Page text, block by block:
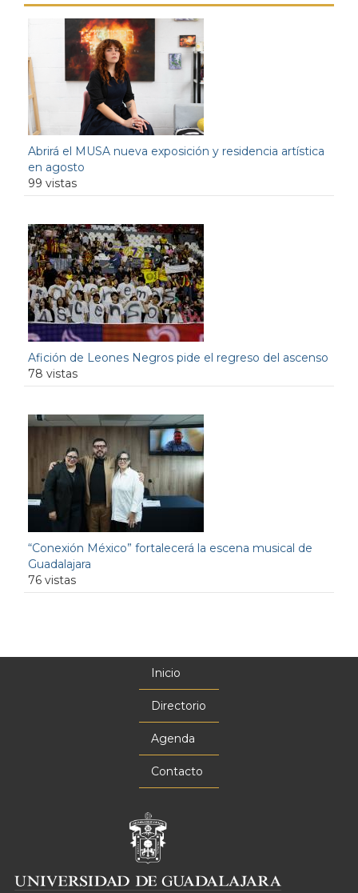
Abrirá el MUSA nueva exposición y residencia artística
en agosto
99 vistas
Afición de Leones Negros pide el regreso del ascenso
78 vistas
“Conexión México” fortalecerá la escena musical de
Guadalajara
76 vistas
Inicio
Directorio
Agenda
Contacto